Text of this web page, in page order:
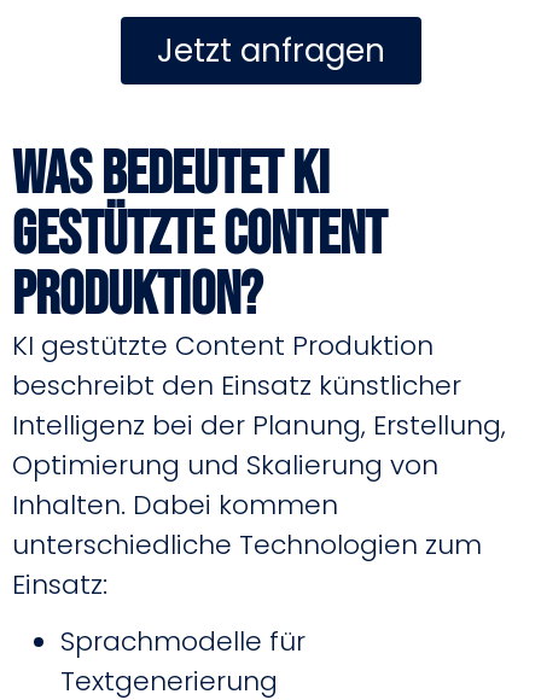
Jetzt anfragen
Was bedeutet KI
gestützte Content
Produktion?
KI gestützte Content Produktion
beschreibt den Einsatz künstlicher
Intelligenz bei der Planung, Erstellung,
Optimierung und Skalierung von
Inhalten. Dabei kommen
unterschiedliche Technologien zum
Einsatz:
Sprachmodelle für
Textgenerierung